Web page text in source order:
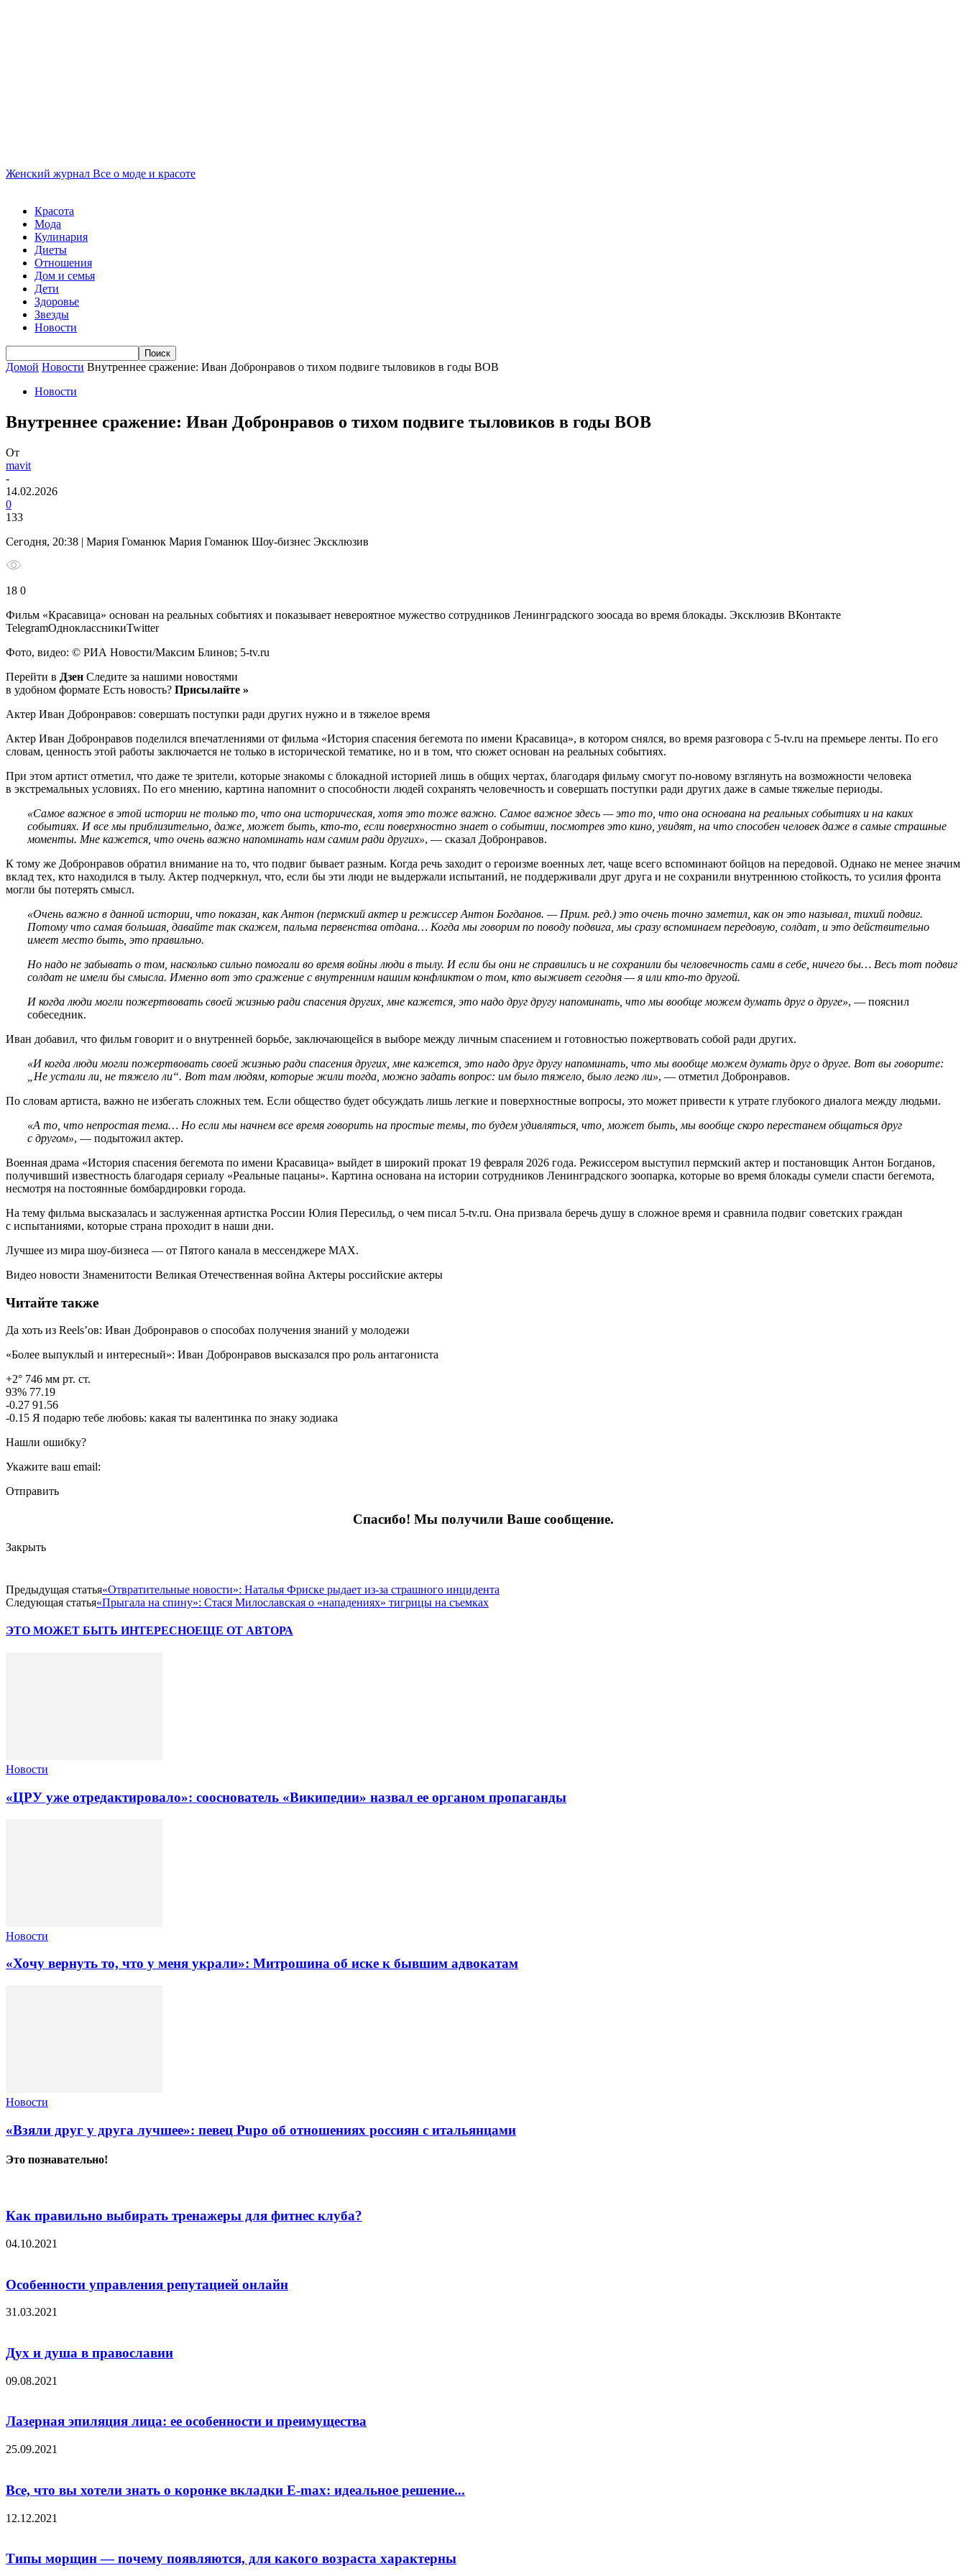
Женский журнал Все о моде и красоте
Красота
Мода
Кулинария
Диеты
Отношения
Дом и семья
Дети
Здоровье
Звезды
Новости
Домой Новости Внутреннее сражение: Иван Добронравов о тихом подвиге тыловиков в годы ВОВ
Новости
Внутреннее сражение: Иван Добронравов о тихом подвиге тыловиков в годы ВОВ
От
mavit
-
14.02.2026
0
133
Сегодня, 20:38 | Мария Гоманюк Мария Гоманюк Шоу-бизнес Эксклюзив
18 0
Фильм «Красавица» основан на реальных событиях и показывает невероятное мужество сотрудников Ленинградского зоосада во время блокады. Эксклюзив ВКонтакте
TelegramОдноклассникиTwitter
Фото, видео: © РИА Новости/Максим Блинов; 5-tv.ru
Перейти в Дзен Следите за нашими новостями
в удобном формате Есть новость? Присылайте »
Актер Иван Добронравов: совершать поступки ради других нужно и в тяжелое время
Актер Иван Добронравов поделился впечатлениями от фильма «История спасения бегемота по имени Красавица», в котором снялся, во время разговора с 5-tv.ru на премьере ленты. По его
словам, ценность этой работы заключается не только в исторической тематике, но и в том, что сюжет основан на реальных событиях.
При этом артист отметил, что даже те зрители, которые знакомы с блокадной историей лишь в общих чертах, благодаря фильму смогут по-новому взглянуть на возможности человека
в экстремальных условиях. По его мнению, картина напомнит о способности людей сохранять человечность и совершать поступки ради других даже в самые тяжелые периоды.
«Самое важное в этой истории не только то, что она историческая, хотя это тоже важно. Самое важное здесь — это то, что она основана на реальных событиях и на каких
событиях. И все мы приблизительно, даже, может быть, кто-то, если поверхностно знает о событии, посмотрев это кино, увидят, на что способен человек даже в самые страшные
моменты. Мне кажется, что очень важно напоминать нам самим ради других», — сказал Добронравов.
К тому же Добронравов обратил внимание на то, что подвиг бывает разным. Когда речь заходит о героизме военных лет, чаще всего вспоминают бойцов на передовой. Однако не менее значим
вклад тех, кто находился в тылу. Актер подчеркнул, что, если бы эти люди не выдержали испытаний, не поддерживали друг друга и не сохранили внутреннюю стойкость, то усилия фронта
могли бы потерять смысл.
«Очень важно в данной истории, что показан, как Антон (пермский актер и режиссер Антон Богданов. — Прим. ред.) это очень точно заметил, как он это называл, тихий подвиг.
Потому что самая большая, давайте так скажем, пальма первенства отдана… Когда мы говорим по поводу подвига, мы сразу вспоминаем передовую, солдат, и это действительно
имеет место быть, это правильно.
Но надо не забывать о том, насколько сильно помогали во время войны люди в тылу. И если бы они не справились и не сохранили бы человечность сами в себе, ничего бы… Весь тот подвиг
солдат не имели бы смысла. Именно вот это сражение с внутренним нашим конфликтом о том, кто выживет сегодня — я или кто-то другой.
И когда люди могли пожертвовать своей жизнью ради спасения других, мне кажется, это надо друг другу напоминать, что мы вообще можем думать друг о друге», — пояснил
собеседник.
Иван добавил, что фильм говорит и о внутренней борьбе, заключающейся в выборе между личным спасением и готовностью пожертвовать собой ради других.
«И когда люди могли пожертвовать своей жизнью ради спасения других, мне кажется, это надо друг другу напоминать, что мы вообще можем думать друг о друге. Вот вы говорите:
„Не устали ли, не тяжело ли“. Вот там людям, которые жили тогда, можно задать вопрос: им было тяжело, было легко ли», — отметил Добронравов.
По словам артиста, важно не избегать сложных тем. Если общество будет обсуждать лишь легкие и поверхностные вопросы, это может привести к утрате глубокого диалога между людьми.
«А то, что непростая тема… Но если мы начнем все время говорить на простые темы, то будем удивляться, что, может быть, мы вообще скоро перестанем общаться друг
с другом», — подытожил актер.
Военная драма «История спасения бегемота по имени Красавица» выйдет в широкий прокат 19 февраля 2026 года. Режиссером выступил пермский актер и постановщик Антон Богданов,
получивший известность благодаря сериалу «Реальные пацаны». Картина основана на истории сотрудников Ленинградского зоопарка, которые во время блокады сумели спасти бегемота,
несмотря на постоянные бомбардировки города.
На тему фильма высказалась и заслуженная артистка России Юлия Пересильд, о чем писал 5-tv.ru. Она призвала беречь душу в сложное время и сравнила подвиг советских граждан
с испытаниями, которые страна проходит в наши дни.
Лучшее из мира шоу-бизнеса — от Пятого канала в мессенджере MAX.
Видео новости Знаменитости Великая Отечественная война Актеры российские актеры
Читайте также
Да хоть из Reels’ов: Иван Добронравов о способах получения знаний у молодежи
«Более выпуклый и интересный»: Иван Добронравов высказался про роль антагониста
+2° 746 мм рт. ст.
93% 77.19
-0.27 91.56
-0.15 Я подарю тебе любовь: какая ты валентинка по знаку зодиака
Нашли ошибку?
Укажите ваш email:
Отправить
Спасибо! Мы получили Ваше сообщение.
Закрыть
Предыдущая статья«Отвратительные новости»: Наталья Фриске рыдает из-за страшного инцидента
Следующая статья«Прыгала на спину»: Стася Милославская о «нападениях» тигрицы на съемках
ЭТО МОЖЕТ БЫТЬ ИНТЕРЕСНОЕЩЕ ОТ АВТОРА
Новости
«ЦРУ уже отредактировало»: сооснователь «Википедии» назвал ее органом пропаганды
Новости
«Хочу вернуть то, что у меня украли»: Митрошина об иске к бывшим адвокатам
Новости
«Взяли друг у друга лучшее»: певец Pupo об отношениях россиян с итальянцами
Это познавательно!
Как правильно выбирать тренажеры для фитнес клуба?
04.10.2021
Особенности управления репутацией онлайн
31.03.2021
Дух и душа в православии
09.08.2021
Лазерная эпиляция лица: ее особенности и преимущества
25.09.2021
Все, что вы хотели знать о коронке вкладки E-max: идеальное решение...
12.12.2021
Типы морщин — почему появляются, для какого возраста характерны